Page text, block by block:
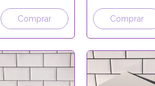
Comprar Comprar